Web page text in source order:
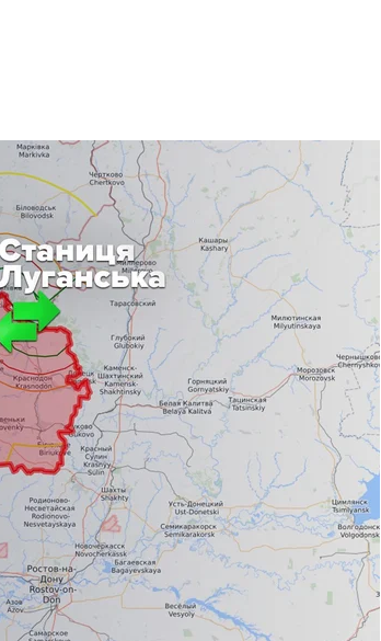
разведение войск на Донбассе
оказались несколько улиц. Одна из